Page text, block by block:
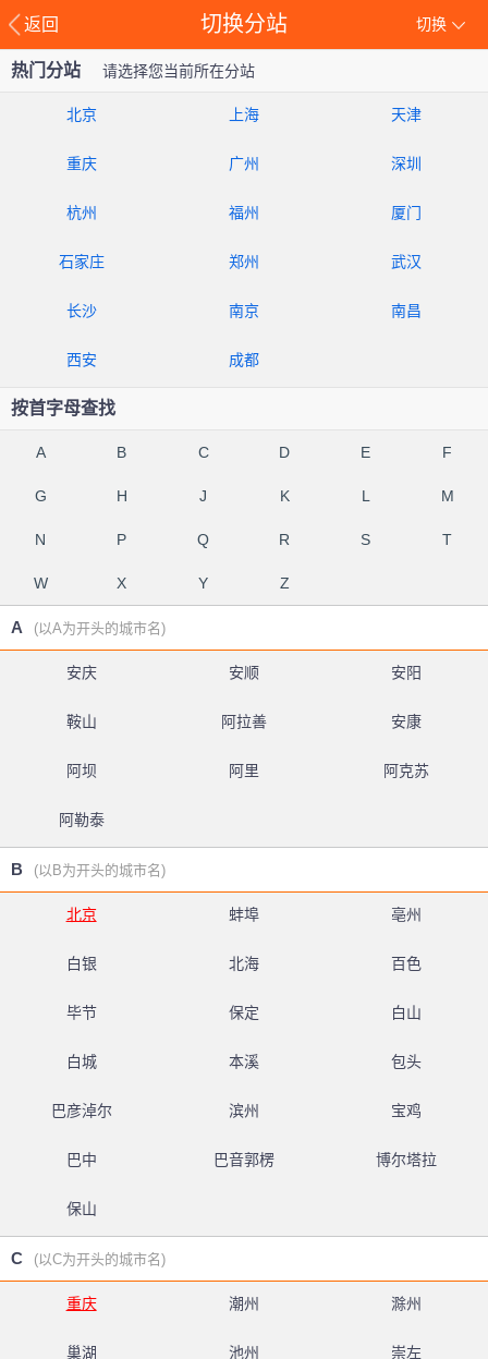
返回 切换
切换分站
热门分站 请选择您当前所在分站
北京 上海 天津
重庆 广州 深圳
杭州 福州 厦门
石家庄 郑州 武汉
长沙 南京 南昌
西安 成都
按首字母查找
A B C D E F
G H J K L M
N P Q R S T
W X Y Z
A (以A为开头的城市名)
安庆 安顺 安阳
鞍山 阿拉善 安康
阿坝 阿里 阿克苏
阿勒泰
B (以B为开头的城市名)
北京 蚌埠 亳州
白银 北海 百色
毕节 保定 白山
白城 本溪 包头
巴彦淖尔 滨州 宝鸡
巴中 巴音郭楞 博尔塔拉
保山
C (以C为开头的城市名)
重庆 潮州 滁州
巢湖 池州 崇左